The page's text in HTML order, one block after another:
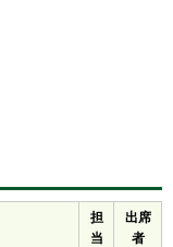
担
当
出席
者